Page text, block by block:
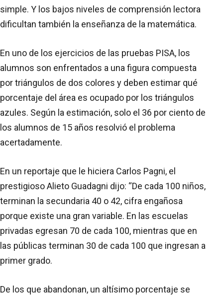
simple. Y los bajos niveles de comprensión lectora
dificultan también la enseñanza de la matemática.
En uno de los ejercicios de las pruebas PISA, los
alumnos son enfrentados a una figura compuesta
por triángulos de dos colores y deben estimar qué
porcentaje del área es ocupado por los triángulos
azules. Según la estimación, solo el 36 por ciento de
los alumnos de 15 años resolvió el problema
acertadamente.
En un reportaje que le hiciera Carlos Pagni, el
prestigioso Alieto Guadagni dijo: “De cada 100 niños,
terminan la secundaria 40 o 42, cifra engañosa
porque existe una gran variable. En las escuelas
privadas egresan 70 de cada 100, mientras que en
las públicas terminan 30 de cada 100 que ingresan a
primer grado.
De los que abandonan, un altísimo porcentaje se